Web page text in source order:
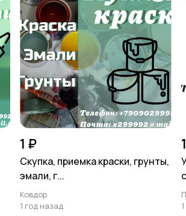
1 ₽
Скупка, приемка краски, грунты,
эмали, г...
Ковдор
1 год назад